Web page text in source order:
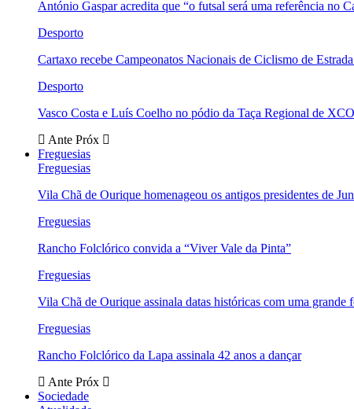
António Gaspar acredita que “o futsal será uma referência no
Desporto
Cartaxo recebe Campeonatos Nacionais de Ciclismo de
Desporto
Vasco Costa e Luís Coelho no pódio da Taça Regional de XCO
Ante Próx
Freguesias
Freguesias
Vila Chã de Ourique homenageou os antigos presidentes de
Freguesias
Rancho Folclórico convida a “Viver Vale da Pinta”
Freguesias
Vila Chã de Ourique assinala datas históricas com uma grande
Freguesias
Rancho Folclórico da Lapa assinala 42 anos a dançar
Ante Próx
Sociedade